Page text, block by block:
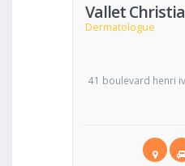
Vallet
Dermatologue
41 boulevard henri